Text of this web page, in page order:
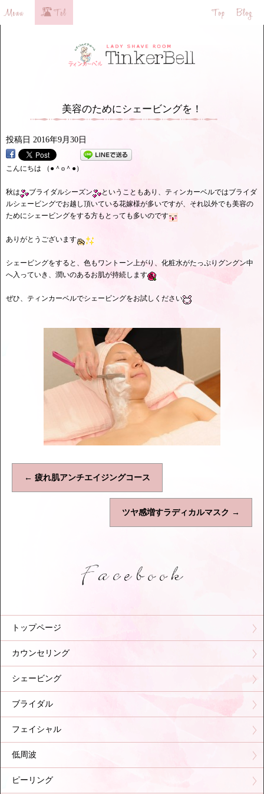
美容のためにシェービングを！
投稿日 2016年9月30日
こんにちは （●＾o＾●）
秋は ブライダルシーズン
ということもあり、ティンカーベルではブライダ
ルシェービングでお越し頂いている花嫁様が多いですが、それ以外でも美容の
ためにシェービングをする方もとっても多いのです
ありがとうございます
シェービングをすると、色もワントーン上がり、化粧水がたっぷりグングン中
へ入っていき、潤いのあるお肌が持続します
ぜひ、ティンカーベルでシェービングをお試しください
← 疲れ肌アンチエイジングコース
ツヤ感増すラディカルマスク →
トップページ
カウンセリング
シェービング
ブライダル
フェイシャル
低周波
ピーリング